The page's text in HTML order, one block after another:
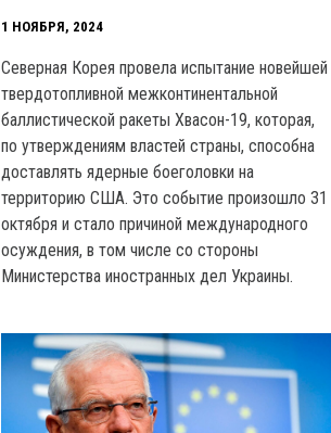
1 НОЯБРЯ, 2024
Северная Корея провела испытание новейшей
твердотопливной межконтинентальной
баллистической ракеты Хвасон-19, которая,
по утверждениям властей страны, способна
доставлять ядерные боеголовки на
территорию США. Это событие произошло 31
октября и стало причиной международного
осуждения, в том числе со стороны
Министерства иностранных дел Украины.